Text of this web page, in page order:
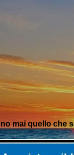
mai quello che